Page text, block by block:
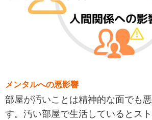
メンタルへの悪影響
部屋が汚いことは精神的な面でも
す。汚い部屋で生活しているとスト